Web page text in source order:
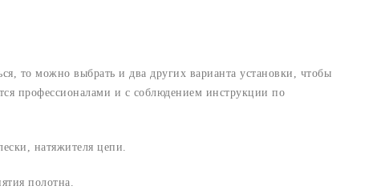
то можно выбрать и два других варианта установки, чтобы
профессионалами и с соблюдением инструкции по
натяжителя цепи.
полотна.